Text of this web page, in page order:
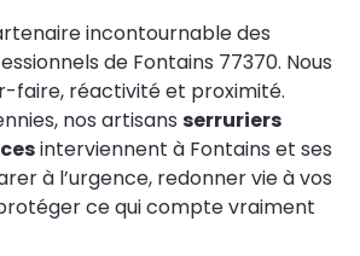
incontournable des
de Fontains 77370. Nous
faire, réactivité et proximité.
nos artisans serruriers
interviennent à Fontains et ses
à l’urgence, redonner vie à vos
ce qui compte vraiment